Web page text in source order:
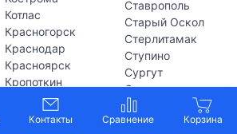
Контакты
Котлас
Красногорск
Краснодар
Красноярск
Кропоткин
Куйбышев
Курган
Ставрополь
Старый Оскол
Стерлитамак
Ступино
Сургут
Сызрань
Сыктывкар